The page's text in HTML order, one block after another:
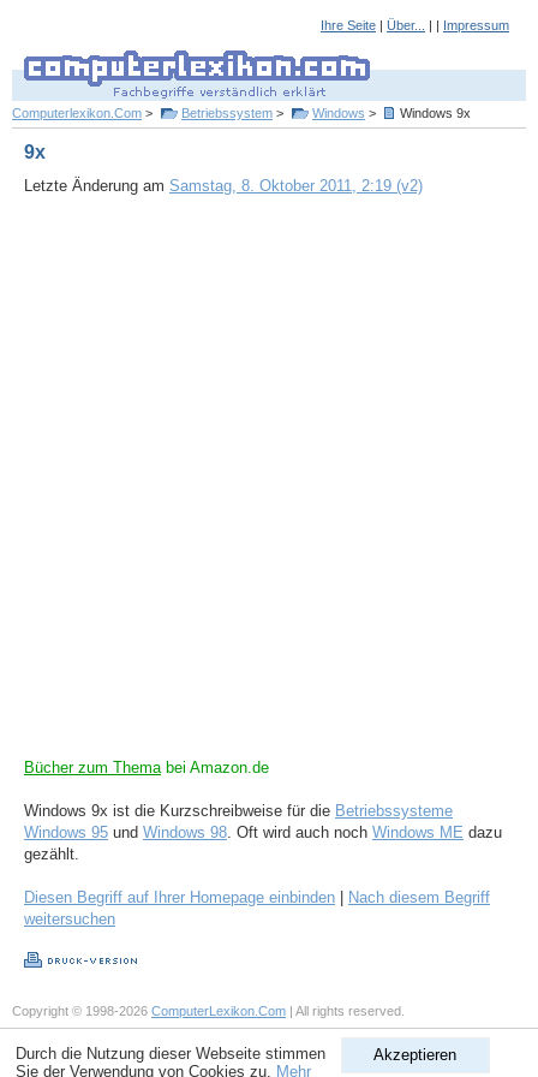
Ihre Seite | Über... | | Impressum
Computerlexikon.Com > Betriebssystem > Windows > Windows 9x
9x
Letzte Änderung am Samstag, 8. Oktober 2011, 2:19 (v2)
Bücher zum Themabei Amazon.de
Windows 9x ist die Kurzschreibweise für die Betriebssysteme
Windows 95 und Windows 98. Oft wird auch noch Windows ME dazu
gezählt.
Diesen Begriff auf Ihrer Homepage einbinden
Nach diesem Begriff
weitersuchen
Akzeptieren
Durch die Nutzung dieser Webseite stimmen
Sie der Verwendung von Cookies zu. Mehr
Copyright © 1998-2026 ComputerLexikon.Com | All rights reserved.